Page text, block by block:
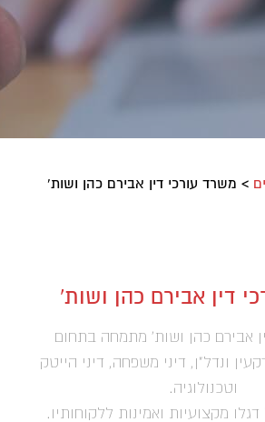
> משרד עורכי דין אבירם כהן ושות'
דין אבירם כהן ושות'
אבירם כהן ושות' מתמחה בתחום
ונדל"ן, דיני משפחה, דיני הייטק
וטכנולוגיה.
מקצועיות ואמינות ללקוחותיו.